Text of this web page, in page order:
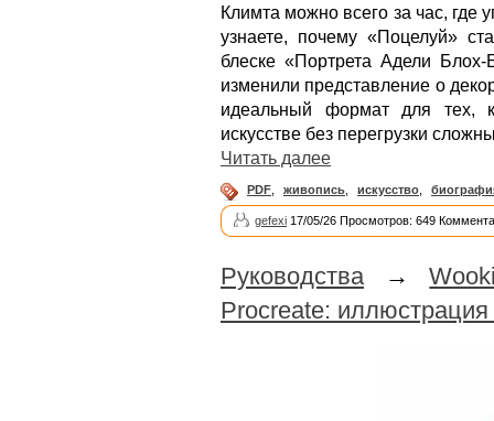
Климта можно всего за час,
узнаете, почему «Поцелуй»
блеске «Портрета Адели
изменили представление о
идеальный формат для тех,
искусстве без перегрузки
Читать далее
PDF, живопись, искусство,
gefexi 17/05/26 Просмотров: 649
Руководства →
Procreate: иллюстрация